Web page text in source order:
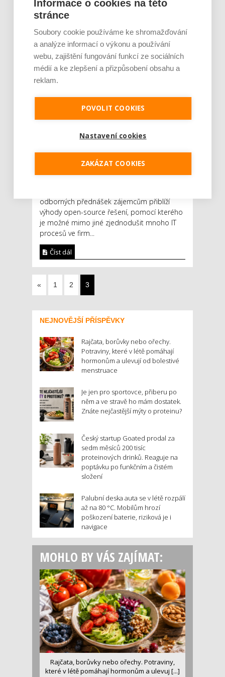
show do Prahy, kde
představí budoucnost open-
source
AUTOR: REDAKCE
RUBRIKA: FINANCE
0 KOMENTÁŘŮ
Jeden z největších světových poskytovatelů
odborných přednášek zájemcům přiblíží
výhody open-source řešení, pomocí kterého
je možné mimo jiné zjednodušit mnoho IT
procesů ve firm...
Číst dál
« 1 2 3
NEJNOVĚJŠÍ PŘÍSPĚVKY
Rajčata, borůvky nebo ořechy.
Potraviny, které v létě pomáhají
hormonům a ulevují od bolestivé
menstruace
Je jen pro sportovce, přiberu po
něm a ve stravě ho mám dostatek.
Znáte nejčastější mýty o proteinu?
Český startup Goated prodal za
sedm měsíců 200 tisíc
proteinových drinků. Reaguje na
poptávku po funkčním a čistém
složení
Palubní deska auta se v létě rozpálí
až na 80 °C. Mobilům hrozí
poškození baterie, riziková je i
navigace
MOHLO BY VÁS ZAJÍMAT:
Rajčata, borůvky nebo ořechy. Potraviny,
které v létě pomáhají hormonům a ulevuj [...]
Informace o cookies na této
stránce
Soubory cookie používáme ke shromažďování
a analýze informací o výkonu a používání
webu, zajištění fungování funkcí ze sociálních
médií a ke zlepšení a přizpůsobení obsahu a
reklam.
POVOLIT COOKIES
Nastavení cookies
ZAKÁZAT COOKIES